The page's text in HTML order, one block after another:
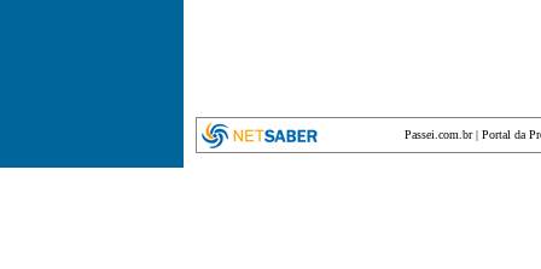
Passei.com.br| Portal da